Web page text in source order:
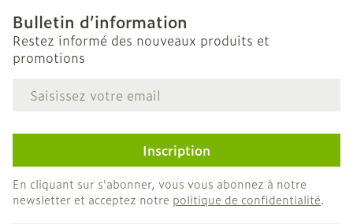
Bulletin d’information
Restez informé des nouveaux produits et
promotions
Adresse mail
Inscription
En cliquant sur s'abonner, vous vous abonnez à notre
newsletter et acceptez notre politique de confidentialité.